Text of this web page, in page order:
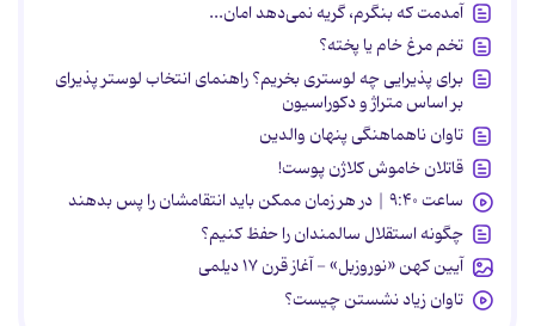
آمدمت که بنگرم، گریه نمی‌دهد امان...
تخم مرغ خام یا پخته؟
برای پذیرایی چه لوستری بخریم؟ راهنمای انتخاب لوستر پذیرای
بر اساس متراژ و دکوراسیون
تاوان ناهماهنگی پنهان والدین
قاتلان خاموش کلاژن پوست!
ساعت ۹:۴۰ | در هر زمان ممکن باید انتقامشان را پس بدهند
چگونه استقلال سالمندان را حفظ کنیم؟
آیین کهن «نوروزبل» - آغاز قرن ۱۷ دیلمی
تاوان زیاد نشستن چیست؟